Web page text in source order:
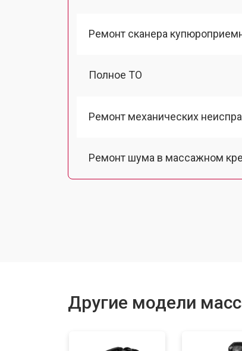
Ремонт сканера
Полное ТО
Ремонт механических
Ремонт шума в массажном
Другие модели